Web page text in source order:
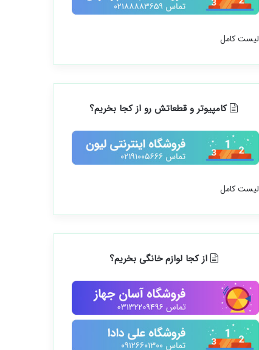
لیست کامل
کامپیوتر و قطعاتش رو از کجا بخریم؟
لیست کامل
از کجا لوازم خانگی بخریم؟